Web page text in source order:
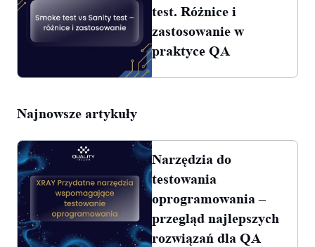
test. Różnice i
zastosowanie w
praktyce QA
Najnowsze artykuły
Narzędzia do
testowania
oprogramowania –
przegląd najlepszych
rozwiązań dla QA